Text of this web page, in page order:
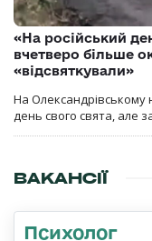
«На російський
вчетверо більше
«відсвяткували»
На Олександрівському
день свого свята, але
ВАКАНСІЇ
Психолог